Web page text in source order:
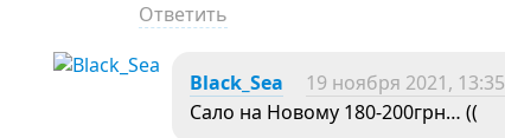
Ответить
Black_Sea 19 ноября 2021, 13:35
Сало на Новому 180-200грн… ((